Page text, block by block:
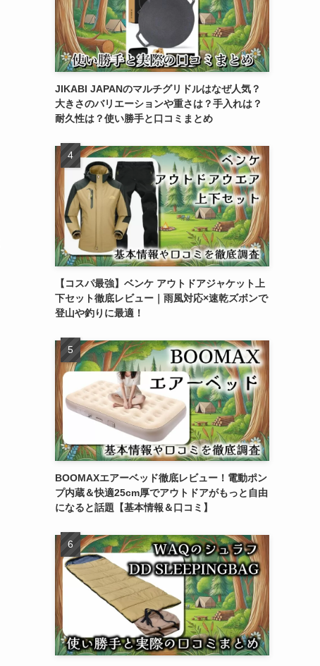
JIKABI JAPANのマルチグリドルはなぜ人気？
大きさのバリエーションや重さは？手入れは？
耐久性は？使い勝手と口コミまとめ
【コスパ最強】ベンケ アウトドアジャケット上
下セット徹底レビュー｜雨風対応×速乾ズボンで
登山や釣りに最適！
BOOMAXエアーベッド徹底レビュー！電動ポン
プ内蔵＆快適25cm厚でアウトドアがもっと自由
になると話題【基本情報＆口コミ】